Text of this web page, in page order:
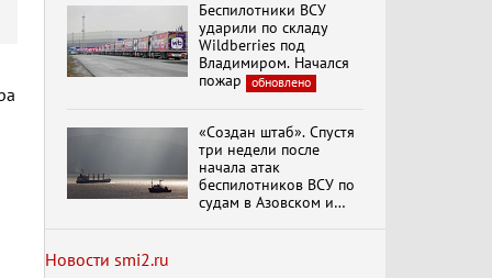
КПРФ Руководителя
фракции КПРФ в
Государственной Думе
РФ (28.07.2026)
Документальный
фильм "Империализм и
террор"
Бить смелее!
В.Баранец, В.Дандыкин,
А.Матвийчук, К.Сивков
(06.08.2026)
Степногорска
Беспилотники ВСУ
ударили по складу
Wildberries под
Владимиром. Начался
пожар
обновлено
«Создан штаб». Спустя
три недели после
начала атак
беспилотников ВСУ по
судам в Азовском и
Новости smi2.ru